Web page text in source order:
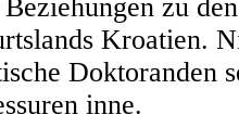
Beziehungen zu
Kroatien.
Doktoranden
inne.